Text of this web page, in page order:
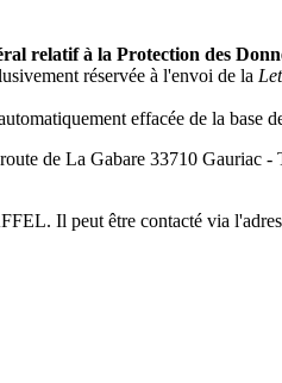
relatif à la Protection des
réservée à l'envoi de la
effacée de la base
de La Gabare 33710 Gauriac
Il peut être contacté via